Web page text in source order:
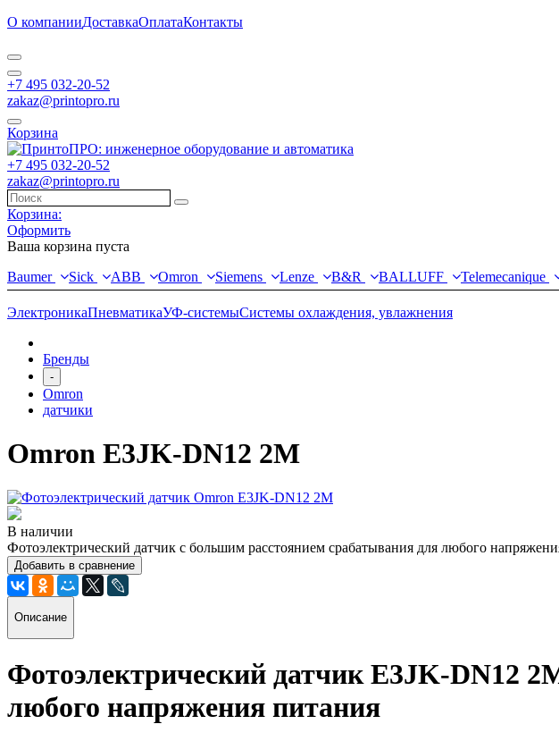
О компанииДоставкаОплатаКонтакты
+7 495 032-20-52
zakaz@printopro.ru
Корзина
+7 495 032-20-52
zakaz@printopro.ru
Корзина:
Оформить
Ваша корзина пуста
Baumer
Sick ABB Omron Siemens Lenze B&R BALLUFF Telemecanique
ЭлектроникаПневматикаУФ-системыСистемы охлаждения, увлажнения
Бренды
-
Omron
датчики
Omron E3JK-DN12 2M
В наличии
Фотоэлектрический датчик с большим расстоянием срабатывания для любого
Добавить в сравнение
Описание
Фотоэлектрический датчик E3JK-DN12
любого напряжения питания